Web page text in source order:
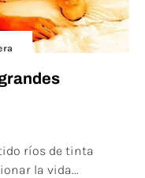
ríos de tinta
la vida...